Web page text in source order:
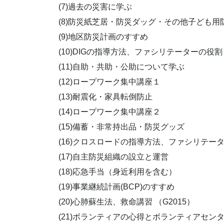
(7)過去の災害に学ぶ
(8)防災紙芝居・防災ダッグ・その他子ども用
(9)地区防災計画のすすめ
(10)DIGの指導方法、ファシリテーターの役割
(11)自助・共助・公助について学ぶ
(12)ロープワーク集中講座１
(13)耐震化・家具転倒防止
(14)ロープワーク集中講座２
(15)備蓄・非常持出品・防災グッズ
(16)クロスロードの指導方法、ファシリテー
(17)自主防災組織の設立と運営
(18)応急手当（身近利用を含む）
(19)事業継続計画(BCP)のすすめ
(20)心肺蘇生法、救命講習 （G2015）
(21)ボランティアの心得とボランティアセン